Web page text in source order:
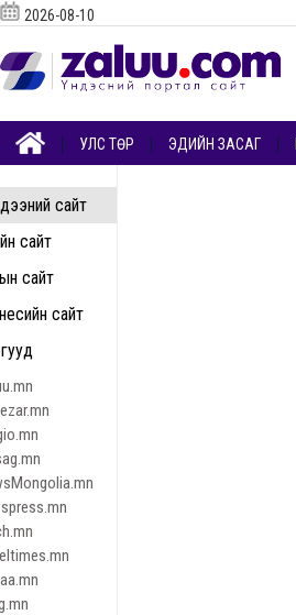
сайт
сайт
сайт
сайт
2026-08-10
УЛС ТӨР ЭДИЙН ЗАСАГ